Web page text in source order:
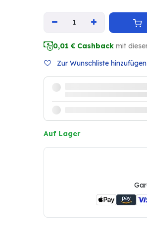
0,01 € Cashback mit
Zur Wunschliste hinzufügen
Auf Lager